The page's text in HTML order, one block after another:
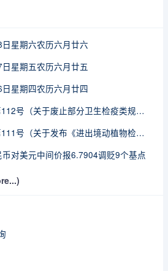
星期六农历六月廿六
星期五农历六月廿五
星期四农历六月廿四
海关总署公告2026年第112号（关于废止部分卫生检疫类规范性文件的公告）
海关总署公告2026年第111号（关于发布《进出境动植物检疫处理监督管理工作规定》《进出境卫生处理监督管理工作规定》的公告）
对美元中间价报6.7904调贬9个基点